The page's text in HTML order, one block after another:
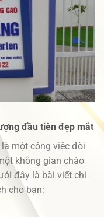
đầu tiên đẹp mắt
một công việc đòi
không gian chào
đây là bài viết chi
cho bạn: